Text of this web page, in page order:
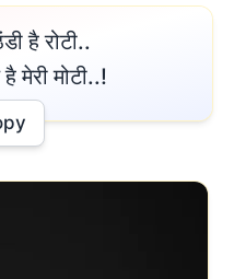
मेरी मोटी..!